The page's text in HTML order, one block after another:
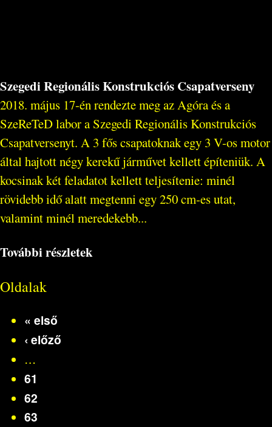
Szegedi Regionális Konstrukciós Csapatverseny
2018. május 17-én rendezte meg az Agóra és a
SzeReTeD labor a Szegedi Regionális Konstrukciós
Csapatversenyt. A 3 fős csapatoknak egy 3 V-os motor
által hajtott négy kerekű járművet kellett építeniük. A
kocsinak két feladatot kellett teljesítenie: minél
rövidebb idő alatt megtenni egy 250 cm-es utat,
valamint minél meredekebb...
További részletek
Oldalak
« első
‹ előző
…
61
62
63